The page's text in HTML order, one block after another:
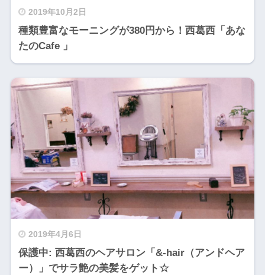
2019年10月2日
種類豊富なモーニングが380円から！西葛西「あな
たのCafe 」
2019年4月6日
保護中: 西葛西のヘアサロン「&-hair（アンドヘア
ー）」でサラ艶の美髪をゲット☆